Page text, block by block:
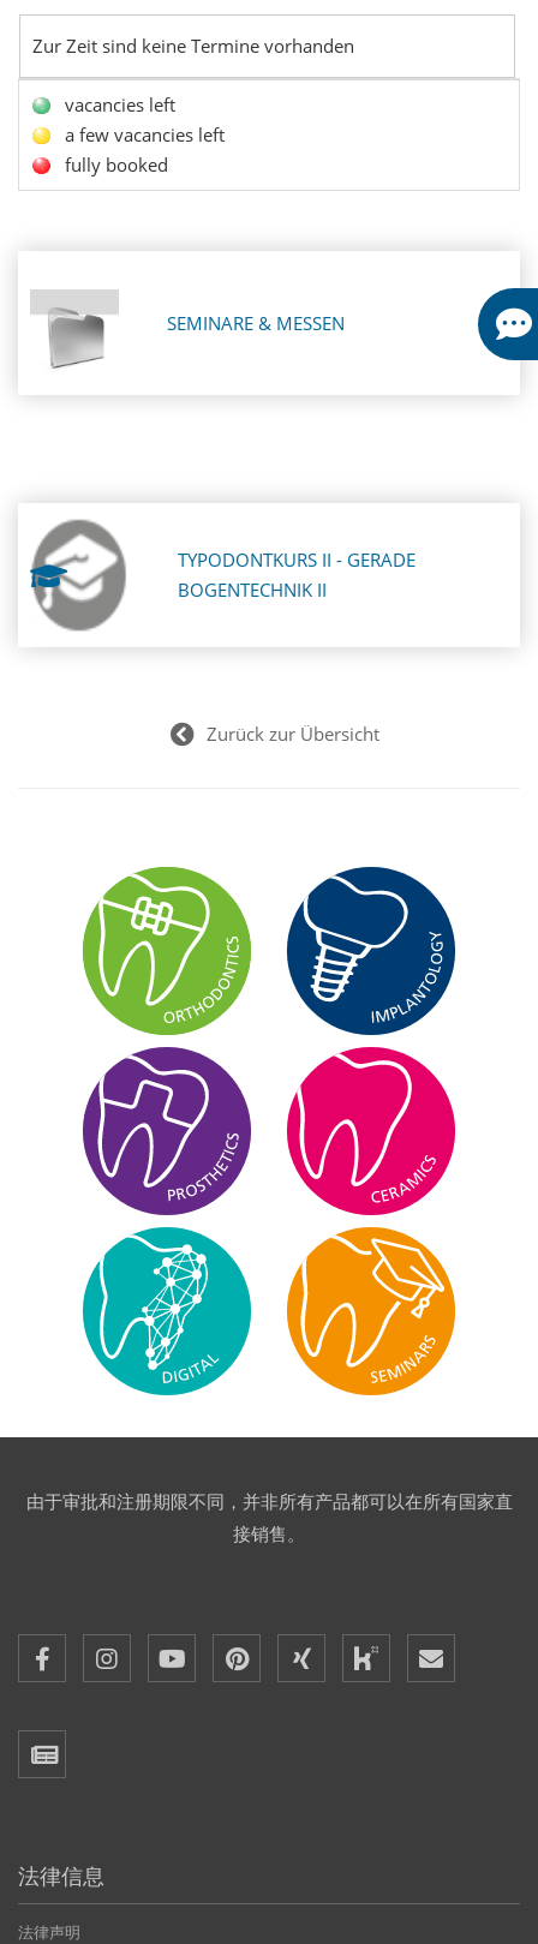
Zur Zeit sind keine Termine vorhanden
vacancies left
a few vacancies left
fully booked
SEMINARE & MESSEN
TYPODONTKURS II - GERADE
BOGENTECHNIK II
Zurück zur Übersicht
由于审批和注册期限不同，并非所有产品都可以在所有国家直
接销售。
法律信息
法律声明